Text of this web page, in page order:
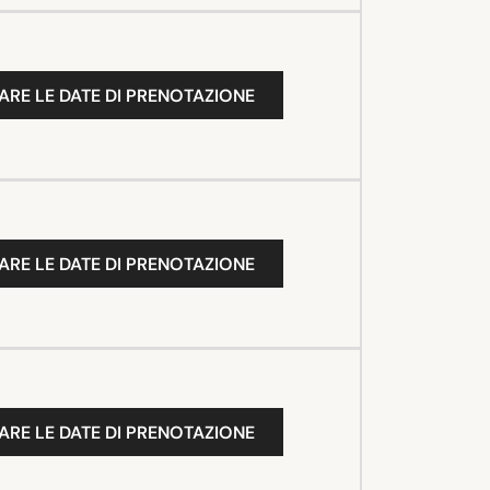
LE DATE DI PRENOTAZIONE
LE DATE DI PRENOTAZIONE
LE DATE DI PRENOTAZIONE